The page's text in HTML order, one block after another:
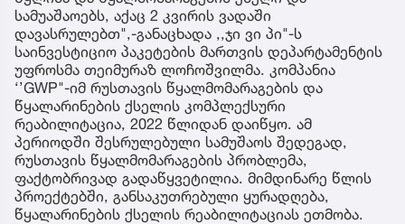
სამუაშაოებს, აქაც 2 კვირის ვადაში
დავასრულებთ",-განაცხადა ,,ჯი ვი პი"-ს
საინვესტიციო პაკეტების მართვის დეპარტამენტის
უფროსმა თეიმურაზ ლოჩოშვილმა. კომპანია
‘’GWP"-იმ რუსთავის წყალმომარაგების და
წყალარინების ქსელის კომპლექსური
რეაბილიტაცია, 2022 წლიდან დაიწყო. ამ
პერიოდში შესრულებული სამუშაოს შედეგად,
რუსთავის წყალმომარაგების პრობლემა,
ფაქტობრივად გადაწყვეტილია. მიმდინარე წლის
პროექტებში, განსაკუთრებული ყურადღება,
წყალარინების ქსელის რეაბილიტაციას ეთმობა.